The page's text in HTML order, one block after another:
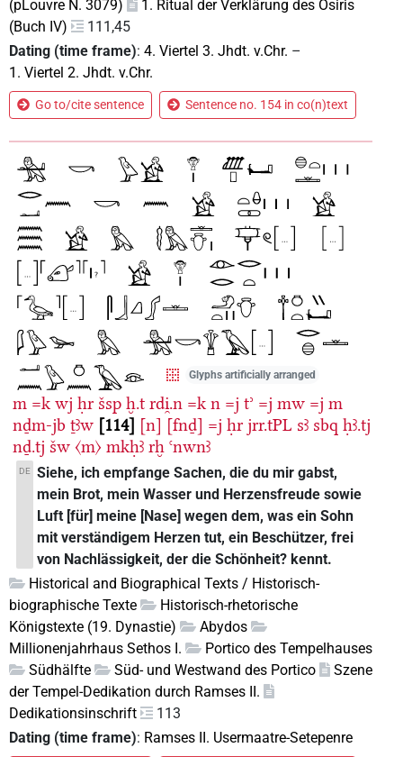
(pLouvre N. 3079)
1. Ritual der Verklärung des Osiris
(Buch IV)
111,45
Dating (time frame): 4. Viertel 3. Jhdt. v.Chr. –
1. Viertel 2. Jhdt. v.Chr.
Go to/cite sentence Sentence no. 154 in co(n)text
Glyphs artificially arranged
m =k wj ḥr šsp ḫ.t rdi̯.n =k n =j tʾ =j mw =j m
nḏm-jb ṯꜣw 114 [n] [fnḏ] =j ḥr jrr.tPL sꜣ sbq ḥꜣ.tj
nḏ.tj šw 〈m〉 mkḥꜣ rḫ ꜥnwnꜣ
DE Siehe, ich empfange Sachen, die du mir gabst,
mein Brot, mein Wasser und Herzensfreude sowie
Luft [für] meine [Nase] wegen dem, was ein Sohn
mit verständigem Herzen tut, ein Beschützer, frei
von Nachlässigkeit, der die Schönheit? kennt.
Historical and Biographical Texts / Historisch-
biographische Texte
Historisch-rhetorische
Königstexte (19. Dynastie)
Abydos
Millionenjahrhaus Sethos I.
Portico des Tempelhauses
Südhälfte
Süd- und Westwand des Portico
Szene
der Tempel-Dedikation durch Ramses II.
Dedikationsinschrift
113
Dating (time frame): Ramses II. Usermaatre-Setepenre